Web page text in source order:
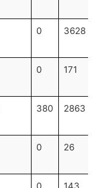
0 3628
0 171
380 2863
0 26